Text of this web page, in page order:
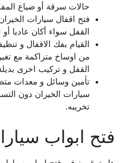
حالات سرقة أو ضياع
فتح اقفال سيارات
القفل سواء أكان عاديا أو
القيام بفك الاقفال و
من اوساخ متراكمة مع
القفل و تركيب اخرى
تأمين وسائل و معدات
سيارات الخيران دون
تخريبه.
فتح ابواب